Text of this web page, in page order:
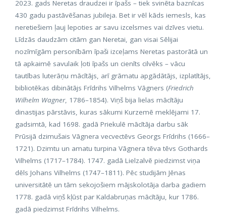
2023. gads Neretas draudzei ir īpašs – tiek svinēta baznīcas
430 gadu pastāvēšanas jubileja. Bet ir vēl kāds iemesls, kas
neretiešiem ļauj lepoties ar savu izcelsmes vai dzīves vietu.
Līdzās daudzām citām gan Neretai, gan visai Sēlijai
nozīmīgām personībām īpaši izceļams Neretas pastorātā un
tā apkaimē savulaik ļoti īpašs un cienīts cilvēks – vācu
tautības luterāņu mācītājs, arī grāmatu apgādātājs, izplatītājs,
bibliotēkas dibinātājs Frīdrihs Vilhelms Vāgners (Friedrich
Wilhelm Wagner, 1786–1854). Viņš bija lielas mācītāju
dinastijas pārstāvis, kuras sākumi Kurzemē meklējami 17.
gadsimtā, kad 1698. gadā Priekulē mācītāja darbu sāk
Prūsijā dzimušais Vāgnera vecvectēvs Georgs Frīdrihs (1666–
1721). Dzimtu un amatu turpina Vāgnera tēva tēvs Gothards
Vilhelms (1717–1784). 1747. gadā Lielzalvē piedzimst viņa
dēls Johans Vilhelms (1747–1811). Pēc studijām Jēnas
universitātē un tām sekojošiem mājskolotāja darba gadiem
1778. gadā viņš kļūst par Kaldabruņas mācītāju, kur 1786.
gadā piedzimst Frīdrihs Vilhelms.